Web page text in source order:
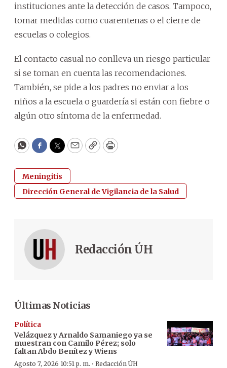
instituciones ante la detección de casos. Tampoco,
tomar medidas como cuarentenas o el cierre de
escuelas o colegios.
El contacto casual no conlleva un riesgo particular
si se toman en cuenta las recomendaciones.
También, se pide a los padres no enviar a los
niños a la escuela o guardería si están con fiebre o
algún otro síntoma de la enfermedad.
WhatsApp
Facebook
Twitter
EmailCopyPrint
Meningitis
Dirección General de Vigilancia de la Salud
Redacción ÚH
Últimas Noticias
Política
Velázquez y Arnaldo Samaniego ya se
muestran con Camilo Pérez; solo
faltan Abdo Benítez y Wiens
Agosto 7, 2026 10:51 p. m. · Redacción ÚH